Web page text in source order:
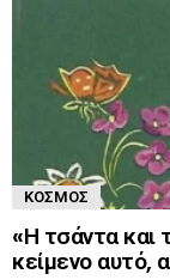
ΚΌΣΜΟΣ
«Η τσάντα και
κείμενο αυτό,